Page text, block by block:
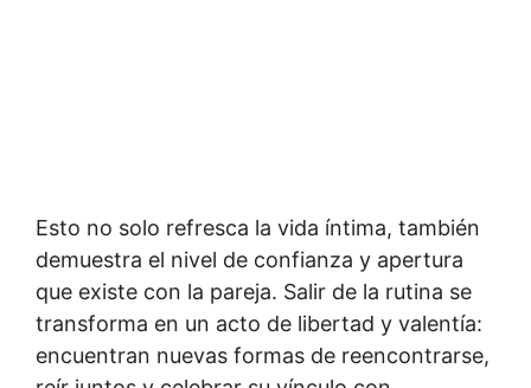
Esto no solo refresca la vida íntima, también
demuestra el nivel de confianza y apertura
que existe con la pareja. Salir de la rutina se
transforma en un acto de libertad y valentía:
encuentran nuevas formas de reencontrarse,